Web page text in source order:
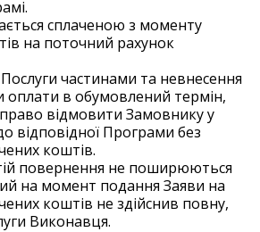
сплаченою з моменту
на поточний рахунок
частинами та невнесення
оплати в обумовлений термін,
відмовити Замовнику у
відповідної Програми без
коштів.
повернення не поширюються
на момент подання Заяви на
коштів не здійснив повну,
Виконавця.